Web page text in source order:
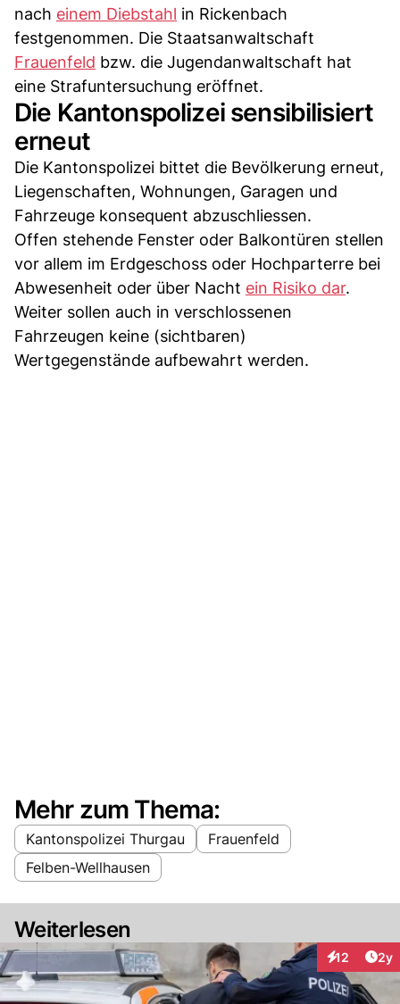
nach einem Diebstahl in Rickenbach
festgenommen. Die Staatsanwaltschaft
Frauenfeld bzw. die Jugendanwaltschaft hat
eine Strafuntersuchung eröffnet.
Die Kantonspolizei sensibilisiert
erneut
Die Kantonspolizei bittet die Bevölkerung erneut,
Liegenschaften, Wohnungen, Garagen und
Fahrzeuge konsequent abzuschliessen.
Offen stehende Fenster oder Balkontüren stellen
vor allem im Erdgeschoss oder Hochparterre bei
Abwesenheit oder über Nacht ein Risiko dar.
Weiter sollen auch in verschlossenen
Fahrzeugen keine (sichtbaren)
Wertgegenstände aufbewahrt werden.
Mehr zum Thema:
Kantonspolizei Thurgau
Frauenfeld
Felben-Wellhausen
Weiterlesen
12 2y